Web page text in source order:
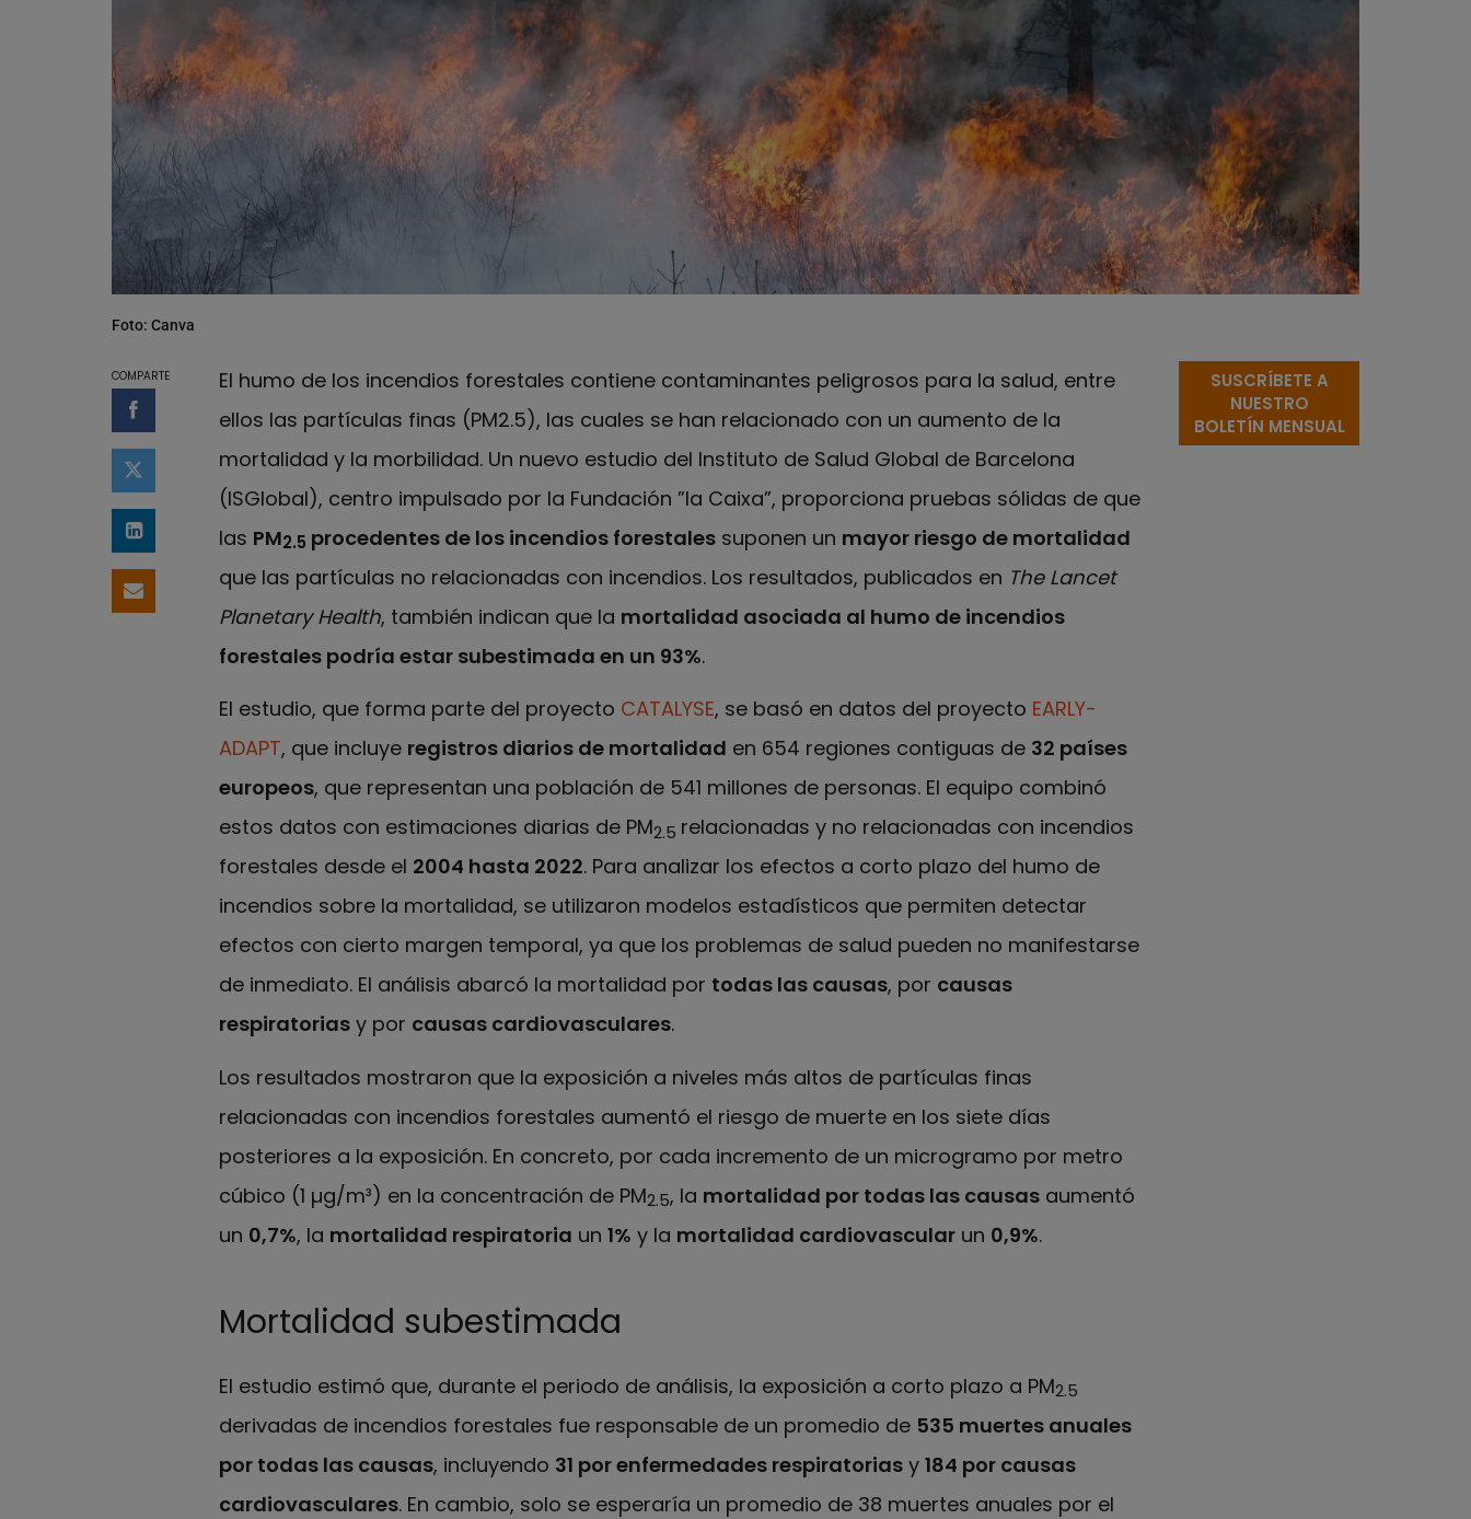
Foto: Canva
COMPARTE
Compartir en Facebook
Compartir en Twitter
Compartir en LinkedIn
Compartir por email
El humo de los incendios forestales contiene contaminantes peligrosos para la salud, entre
ellos las partículas finas (PM2.5), las cuales se han relacionado con un aumento de la
mortalidad y la morbilidad. Un nuevo estudio del Instituto de Salud Global de Barcelona
(ISGlobal), centro impulsado por la Fundación ”la Caixa”, proporciona pruebas sólidas de que
las PM2.5 procedentes de los incendios forestalessuponen un mayor riesgo de mortalidad
que las partículas no relacionadas con incendios. Los resultados, publicados en The Lancet
Planetary Health, también indican que la mortalidad asociada al humo de incendios
forestales podría estar subestimada en un 93%.
El estudio, que forma parte del proyecto CATALYSE, se basó en datos del proyecto EARLY-
ADAPT, que incluye registros diarios de mortalidad en 654 regiones contiguas de 32 países
europeos, que representan una población de 541 millones de personas. El equipo combinó
estos datos con estimaciones diarias de PM2.5 relacionadas y no relacionadas con incendios
forestales desde el 2004 hasta 2022. Para analizar los efectos a corto plazo del humo de
incendios sobre la mortalidad, se utilizaron modelos estadísticos que permiten detectar
efectos con cierto margen temporal, ya que los problemas de salud pueden no manifestarse
de inmediato. El análisis abarcó la mortalidad por todas las causas, por causas
respiratoriasy por causas cardiovasculares.
Los resultados mostraron que la exposición a niveles más altos de partículas finas
relacionadas con incendios forestales aumentó el riesgo de muerte en los siete días
posteriores a la exposición. En concreto, por cada incremento de un microgramo por metro
cúbico (1 µg/m³) en la concentración de PM2.5, la mortalidad por todas las causasaumentó
un 0,7%, la mortalidad respiratoria un 1% y la mortalidad cardiovascularun 0,9%.
Mortalidad subestimada
El estudio estimó que, durante el periodo de análisis, la exposición a corto plazo a PM2.5
derivadas de incendios forestales fue responsable de un promedio de 535 muertes anuales
por todas las causas, incluyendo 31 por enfermedades respiratoriasy 184 por causas
cardiovasculares. En cambio, solo se esperaría un promedio de 38 muertes anuales por el
SUSCRÍBETE A
NUESTRO
BOLETÍN MENSUAL